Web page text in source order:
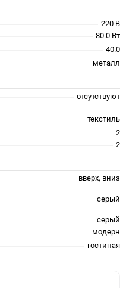
220 В
80.0 Вт
40.0
металл
отсутствуют
текстиль
2
2
вверх, вниз
серый
серый
модерн
гостиная